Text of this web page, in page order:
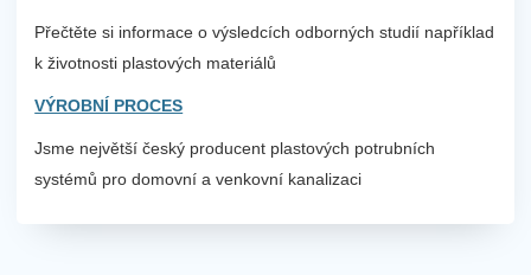
Přečtěte si informace o výsledcích odborných studií například
k životnosti plastových materiálů
VÝROBNÍ PROCES
Jsme největší český producent plastových potrubních
systémů pro domovní a venkovní kanalizaci